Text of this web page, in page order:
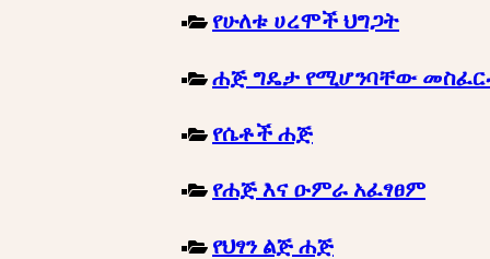
የሁለቱ ሀረሞች ህግጋት
ሐጅ ግዴታ የሚሆንባቸው
የሴቶች ሐጅ
የሐጅ እና ዑምራ አፈፃፀም
የህፃን ልጅ ሐጅ